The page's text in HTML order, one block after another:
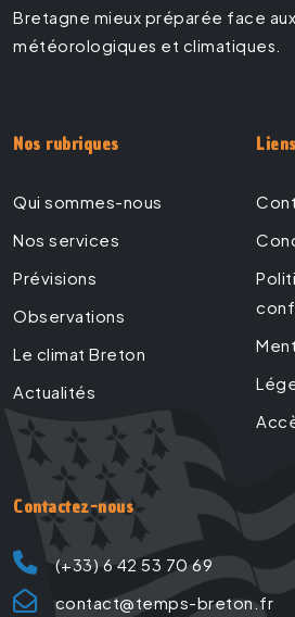
Bretagne mieux préparée face
météorologiques et climatiques.
Nos rubriques
Qui sommes-nous
Nos services
Prévisions
Observations
Le climat Breton
Actualités
Contactez-nous
(+33) 6 42 53 70 69
contact@temps-breton.fr